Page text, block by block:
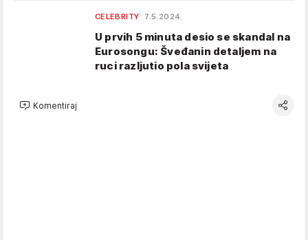
CELEBRITY 7.5.2024.
U prvih 5 minuta desio se skandal na
Eurosongu: Šveđanin detaljem na
ruci razljutio pola svijeta
Komentiraj